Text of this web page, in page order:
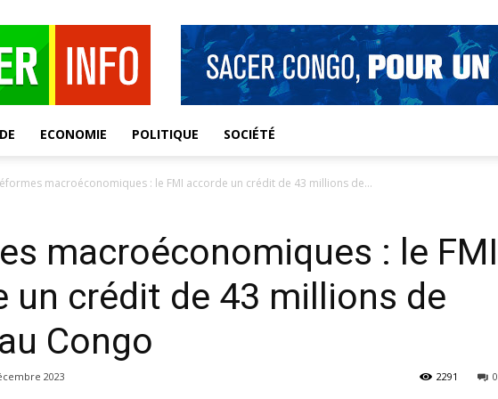
ECONOMIE POLITIQUE SOCIÉTÉ
macroéconomiques : le FMI accorde un crédit de 43 millions de...
macroéconomiques : le FMI
un crédit de 43 millions de
Congo
2023 0
2291